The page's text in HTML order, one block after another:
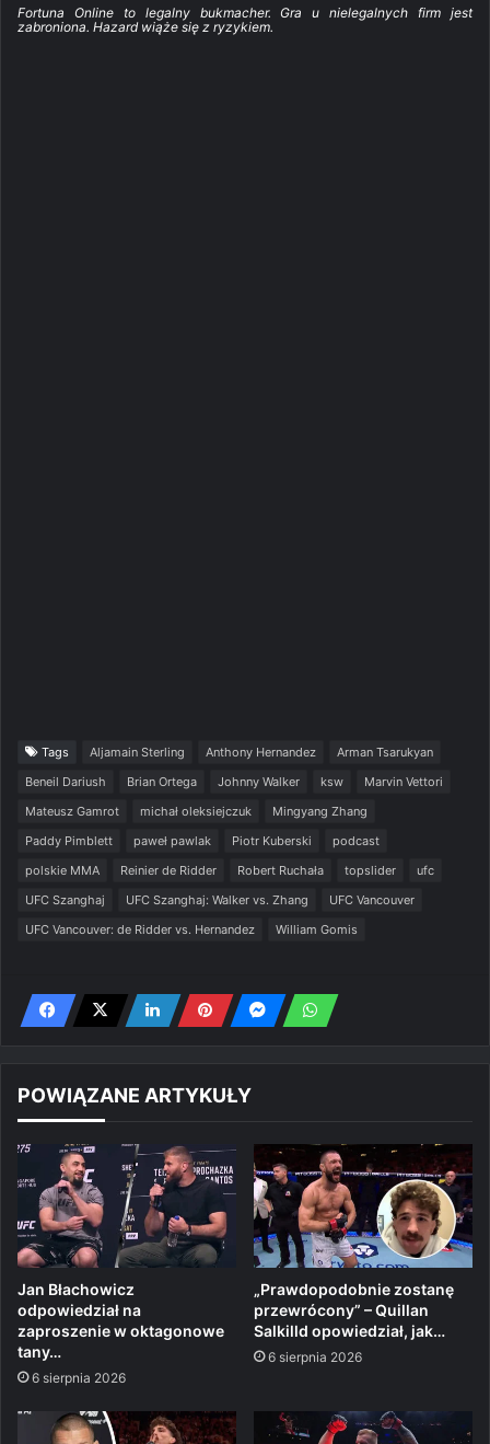
Fortuna Online to legalny bukmacher. Gra u nielegalnych firm jest
zabroniona. Hazard wiąże się z ryzykiem.
Tags Aljamain Sterling Anthony Hernandez
Arman Tsarukyan
Beneil Dariush
Brian Ortega Johnny Walker ksw
Marvin Vettori
Mateusz Gamrot
michał oleksiejczuk
Mingyang Zhang
Paddy Pimblett
paweł pawlak Piotr Kuberski
podcast
polskie MMA
Reinier de Ridder Robert Ruchała topslider
ufc
UFC Szanghaj
UFC Szanghaj: Walker vs. Zhang
UFC Vancouver
UFC Vancouver: de Ridder vs. Hernandez
William Gomis
POWIĄZANE ARTYKUŁY
Jan Błachowicz
odpowiedział na
zaproszenie w oktagonowe
tany…
6 sierpnia 2026
„Prawdopodobnie zostanę
przewrócony” – Quillan
Salkilld opowiedział, jak…
6 sierpnia 2026